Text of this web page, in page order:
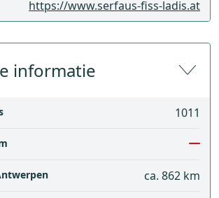
https://www.serfaus-fiss-ladis.at
informatie
1011
ca. 862 km